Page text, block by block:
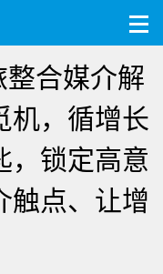
整合媒介解
机，循增长
锁定高意
触点、让增